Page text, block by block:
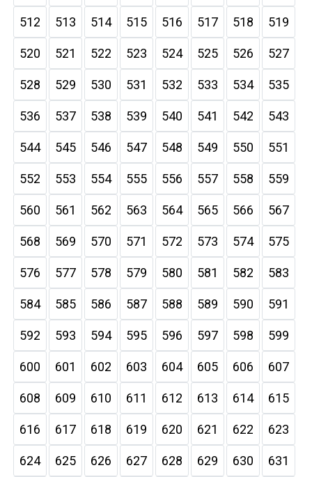
512 513 514 515 516 517 518 519
520 521 522 523 524 525 526 527
528 529 530 531 532 533 534 535
536 537 538 539 540 541 542 543
544 545 546 547 548 549 550 551
552 553 554 555 556 557 558 559
560 561 562 563 564 565 566 567
568 569 570 571 572 573 574 575
576 577 578 579 580 581 582 583
584 585 586 587 588 589 590 591
592 593 594 595 596 597 598 599
600 601 602 603 604 605 606 607
608 609 610 611 612 613 614 615
616 617 618 619 620 621 622 623
624 625 626 627 628 629 630 631